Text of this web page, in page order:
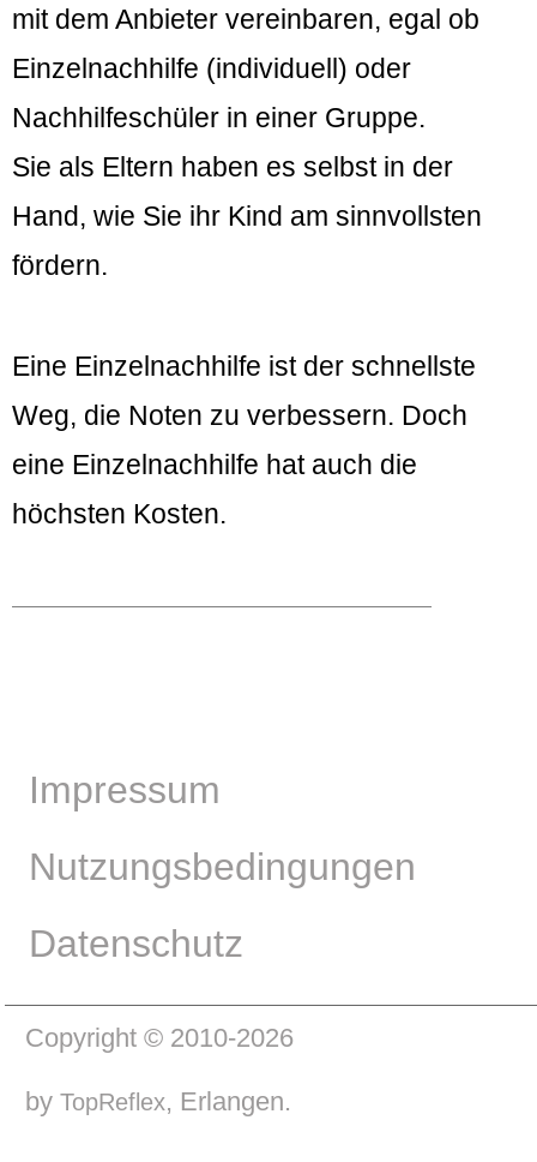
mit dem Anbieter vereinbaren, egal ob
Einzelnachhilfe (individuell) oder
Nachhilfeschüler in einer Gruppe.
Sie als Eltern haben es selbst in der
Hand, wie Sie ihr Kind am sinnvollsten
fördern.
Eine Einzelnachhilfe ist der schnellste
Weg, die Noten zu verbessern. Doch
eine Einzelnachhilfe hat auch die
höchsten Kosten.
Impressum
Nutzungsbedingungen
Datenschutz
Copyright © 2010-2026
by TopReflex, Erlangen.